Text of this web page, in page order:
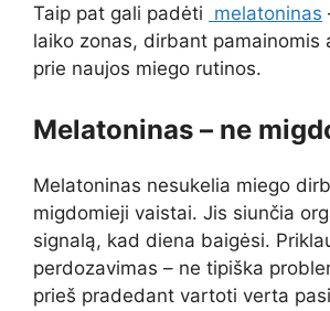
Taip pat gali padėti melatoninas
laiko zonas, dirbant pamainomis
prie naujos miego rutinos.
Melatoninas – ne
Melatoninas nesukelia miego
migdomieji vaistai. Jis siunčia
signalą, kad diena baigėsi.
perdozavimas – ne tipiška
prieš pradedant vartoti verta